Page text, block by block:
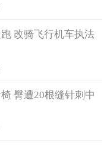
改骑飞行机车执法
臀遭20根缝针刺中